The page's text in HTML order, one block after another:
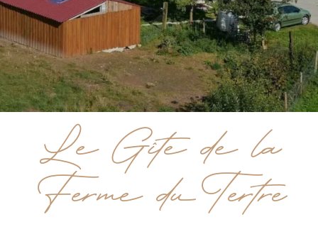
Le Gîte de la
Ferme du Tertre